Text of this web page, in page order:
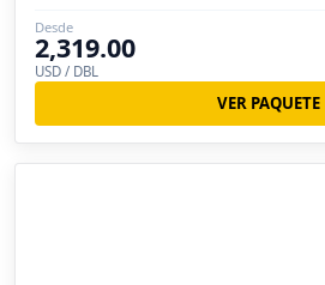
Desde
2,319.00
USD / DBL
VER PAQUETE